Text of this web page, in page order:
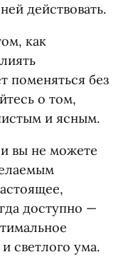
действовать.
как
поменяться без
о том,
и ясным.
вы не можете
доступно —
светлого ума.